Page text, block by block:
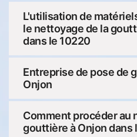
L'utilisation de
le nettoyage de la
dans le 10220
Entreprise de pose de
Onjon
Comment procéder au
gouttière à Onjon dans